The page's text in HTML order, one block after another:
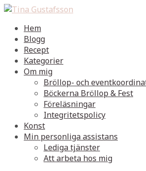
Hem
Blogg
Recept
Kategorier
Om mig
Bröllop- och
Böckerna Bröllop & Fest
Föreläsningar
Integritetspolicy
Konst
Min personliga assistans
Lediga tjänster
Att arbeta hos mig